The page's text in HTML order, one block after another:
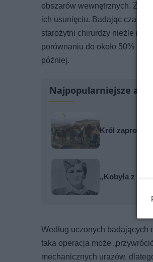
obszarów wewnętrznych.
ich usunięciu. Badając
starożytni chirurdzy nieźle
porównaniu do około 50%
później.
Najpopularniejsze
Król zaprosił
„Kobyła z
Według uczonych badających
taka operacja może
mechanicznych urazów,